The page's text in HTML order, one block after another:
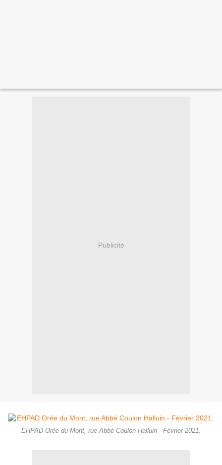
Publicité
EHPAD Orée du Mont, rue Abbé Coulon Halluin - Février 2021.